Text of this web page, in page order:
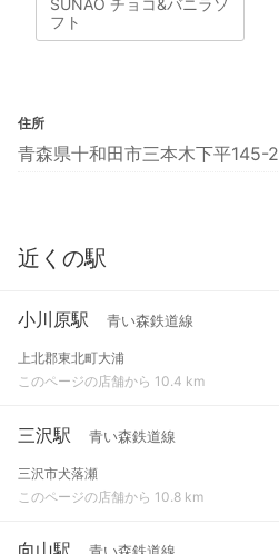
フト
住所
青森県十和田市三本木下平145-2
近くの駅
小川原駅 青い森鉄道線
上北郡東北町大浦
このページの店舗から 10.4 km
三沢駅 青い森鉄道線
三沢市犬落瀬
このページの店舗から 10.8 km
向山駅